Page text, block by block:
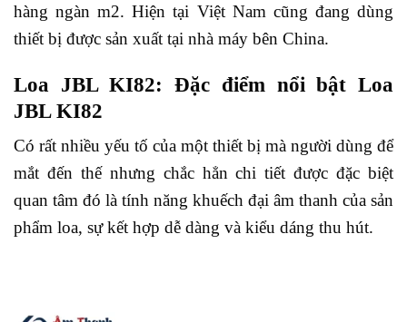
hàng ngàn m2. Hiện tại Việt Nam cũng đang dùng
thiết bị được sản xuất tại nhà máy bên China.
Loa JBL KI82: Đặc điểm nổi bật Loa
JBL KI82
Có rất nhiều yếu tố của một thiết bị mà người dùng để
mắt đến thế nhưng chắc hẳn chi tiết được đặc biệt
quan tâm đó là tính năng khuếch đại âm thanh của sản
phẩm loa, sự kết hợp dễ dàng và kiểu dáng thu hút.